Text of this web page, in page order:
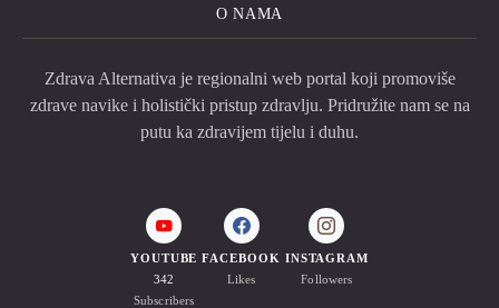
O NAMA
Zdrava Alternativa je regionalni web portal koji promoviše
zdrave navike i holistički pristup zdravlju. Pridružite nam se na
putu ka zdravijem tijelu i duhu.
YOUTUBE
342
Subscribers
FACEBOOK
Likes
INSTAGRAM
Followers